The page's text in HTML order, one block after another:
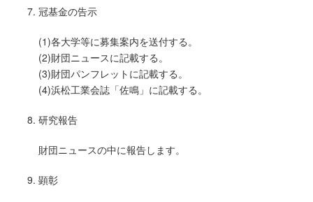
冠基金の告示
(1)各大学等に募集案内を送付する。
(2)財団ニュースに記載する。
(3)財団パンフレットに記載する。
(4)浜松工業会誌「佐鳴」に記載する。
研究報告
財団ニュースの中に報告します。
顕彰